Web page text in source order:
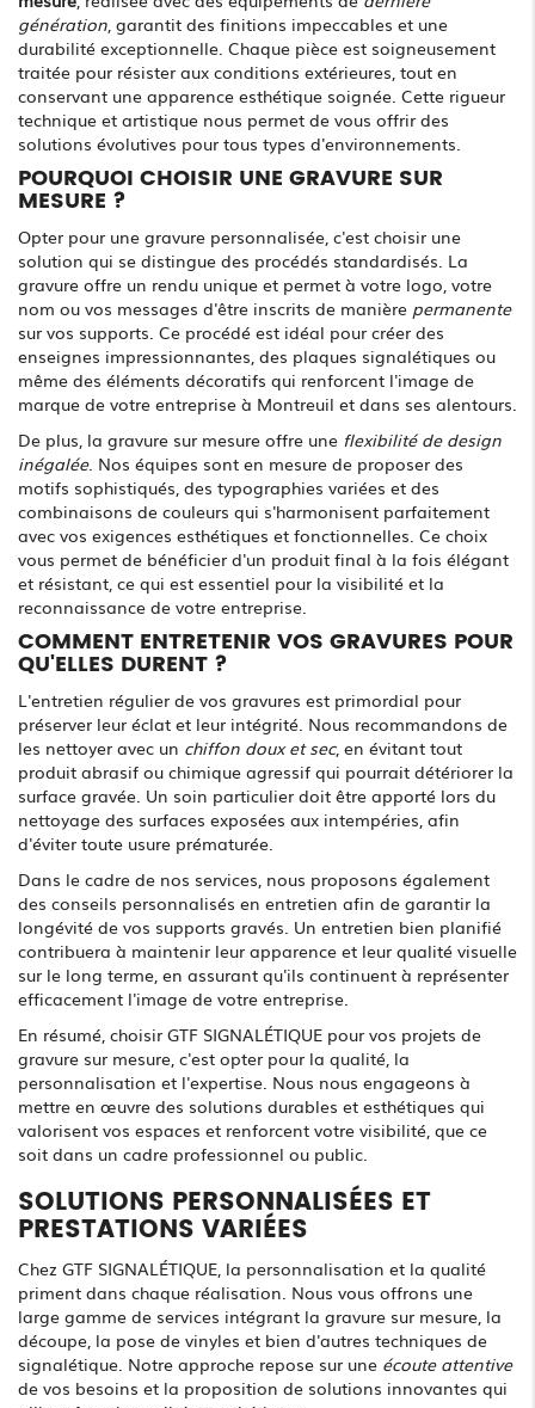
génération, garantit des finitions impeccables et une
durabilité exceptionnelle. Chaque pièce est soigneusement
traitée pour résister aux conditions extérieures, tout en
conservant une apparence esthétique soignée. Cette rigueur
technique et artistique nous permet de vous offrir des
solutions évolutives pour tous types d'environnements.
POURQUOI CHOISIR UNE GRAVURE SUR
MESURE ?
Opter pour une gravure personnalisée, c'est choisir une
solution qui se distingue des procédés standardisés. La
gravure offre un rendu unique et permet à votre logo, votre
nom ou vos messages d'être inscrits de manière permanente
sur vos supports. Ce procédé est idéal pour créer des
enseignes impressionnantes, des plaques signalétiques ou
même des éléments décoratifs qui renforcent l'image de
marque de votre entreprise à Montreuil et dans ses alentours.
De plus, la gravure sur mesure offre une flexibilité de design
inégalée. Nos équipes sont en mesure de proposer des
motifs sophistiqués, des typographies variées et des
combinaisons de couleurs qui s'harmonisent parfaitement
avec vos exigences esthétiques et fonctionnelles. Ce choix
vous permet de bénéficier d'un produit final à la fois élégant
et résistant, ce qui est essentiel pour la visibilité et la
reconnaissance de votre entreprise.
COMMENT ENTRETENIR VOS GRAVURES POUR
QU'ELLES DURENT ?
L'entretien régulier de vos gravures est primordial pour
préserver leur éclat et leur intégrité. Nous recommandons de
les nettoyer avec un chiffon doux et sec, en évitant tout
produit abrasif ou chimique agressif qui pourrait détériorer la
surface gravée. Un soin particulier doit être apporté lors du
nettoyage des surfaces exposées aux intempéries, afin
d'éviter toute usure prématurée.
Dans le cadre de nos services, nous proposons également
des conseils personnalisés en entretien afin de garantir la
longévité de vos supports gravés. Un entretien bien planifié
contribuera à maintenir leur apparence et leur qualité visuelle
sur le long terme, en assurant qu'ils continuent à représenter
efficacement l'image de votre entreprise.
En résumé, choisir GTF SIGNALÉTIQUE pour vos projets de
gravure sur mesure, c'est opter pour la qualité, la
personnalisation et l'expertise. Nous nous engageons à
mettre en œuvre des solutions durables et esthétiques qui
valorisent vos espaces et renforcent votre visibilité, que ce
soit dans un cadre professionnel ou public.
SOLUTIONS PERSONNALISÉES ET
PRESTATIONS VARIÉES
Chez GTF SIGNALÉTIQUE, la personnalisation et la qualité
priment dans chaque réalisation. Nous vous offrons une
large gamme de services intégrant la gravure sur mesure, la
découpe, la pose de vinyles et bien d'autres techniques de
signalétique. Notre approche repose sur une écoute attentive
de vos besoins et la proposition de solutions innovantes qui